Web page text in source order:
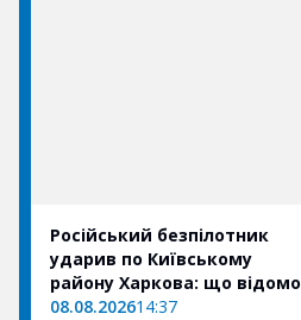
Російський безпілотник
ударив по Київському
району Харкова: що відомо
08.08.202614:37